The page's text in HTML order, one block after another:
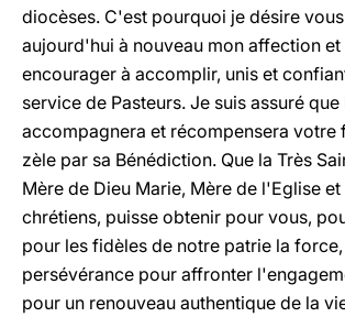
diocèses. C'est pourquoi je désire
aujourd'hui à nouveau mon affection et
encourager à accomplir, unis et
service de Pasteurs. Je suis assuré
accompagnera et récompensera votre
zèle par sa Bénédiction. Que la Très
Mère de Dieu Marie, Mère de l'Eglise
chrétiens, puisse obtenir pour vous,
pour les fidèles de notre patrie la
persévérance pour affronter
pour un renouveau authentique de la